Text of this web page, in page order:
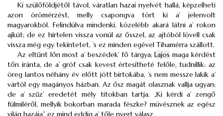
Ki szülőföldjétől távol, váratlan hazai nyelvét hallá, képzelheti
azon örömérzést, melly csapongva tört ki a’ jelenvolt
magyarokból. Felindúlva mindenki, közelébb akará látni a’ rokon
ajkút; de ez hirtelen vissza vonúl az ősszel, az ajtóból lövell csak
vissza még egy tekíntetet, ’s ez minden egével Tihamérra szállott.
Az eltűnt lőn most a’ beszédek’ fő tárgya;Lajos maga kérdést
tőn iránta, de a’ gróf csak kevest értesítheté felőle, tudnillik: az
öreg lantos néhány év előtt jött birtokába, ’s nem messze lakik a’
vártól egy magányos házban. Az ősz magát olasznak vallja ugyan;
de a’ szűz’ eredetét mély titokban tartja. „Ki kérdi a’ zengő
fülmiléről, mellyik bokorban marada fészke? müvésznek az egész